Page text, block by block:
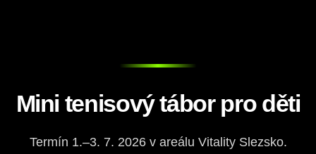
Mini tenisový tábor pro děti
Termín 1.–3. 7. 2026 v areálu Vitality Slezsko.